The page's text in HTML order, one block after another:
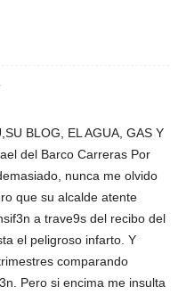
BLOG, EL AGUA, GAS Y
del Barco Carreras Por
nunca me olvido
que su alcalde atente
a trave9s del recibo del
el peligroso infarto. Y
comparando
Pero si encima me insulta